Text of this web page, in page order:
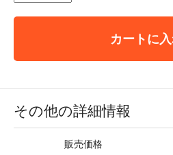
カートに
その他の詳細情報
販売価格